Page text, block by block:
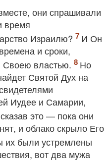
они спрашивали
время
Израилю?
И Он
и сроки,
Своею властью.
Но
Святой Дух на
Иудее и Самарии,
это — пока они
и облако скрыло Его
их были устремлены
вот два мужа